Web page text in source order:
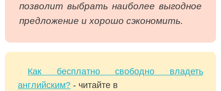
позволит выбрать наиболее выгодное
предложение и хорошо сэкономить.
Как бесплатно свободно владеть
английским? - читайте в